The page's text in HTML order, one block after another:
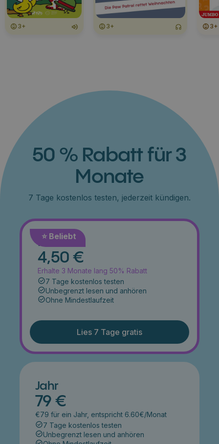
3+ 3+ 3+
50 % Rabatt für 3
Monate
7 Tage kostenlos testen, jederzeit kündigen.
⭐️ Beliebt
Monat
4,50 €
Erhalte 3 Monate lang 50% Rabatt
7 Tage kostenlos testen
Unbegrenzt lesen und anhören
Ohne Mindestlaufzeit
Lies 7 Tage gratis
Jahr
79 €
€79 für ein Jahr, entspricht 6.60€/Monat
7 Tage kostenlos testen
Unbegrenzt lesen und anhören